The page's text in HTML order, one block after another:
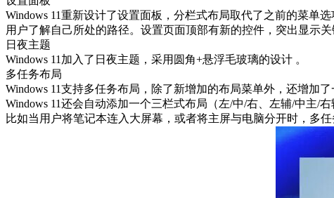
Windows 11重新设计了设置面板，分栏式布局取代了之前的菜单
用户了解自己所处的路径。设置页面顶部有新的控件，突出显示
日夜主题
Windows 11加入了日夜主题，采用圆角+悬浮毛玻璃的设计 。
多任务布局
Windows 11支持多任务布局，除了新增加的布局菜单外，还增加
Windows 11还会自动添加一个三栏式布局（左/中/右、左辅/中主/
比如当用户将笔记本连入大屏幕，或者将主屏与电脑分开时，多